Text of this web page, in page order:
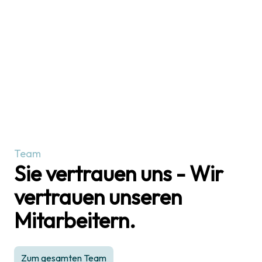
Team
Sie vertrauen uns - Wir
vertrauen unseren
Mitarbeitern.
Zum gesamten Team